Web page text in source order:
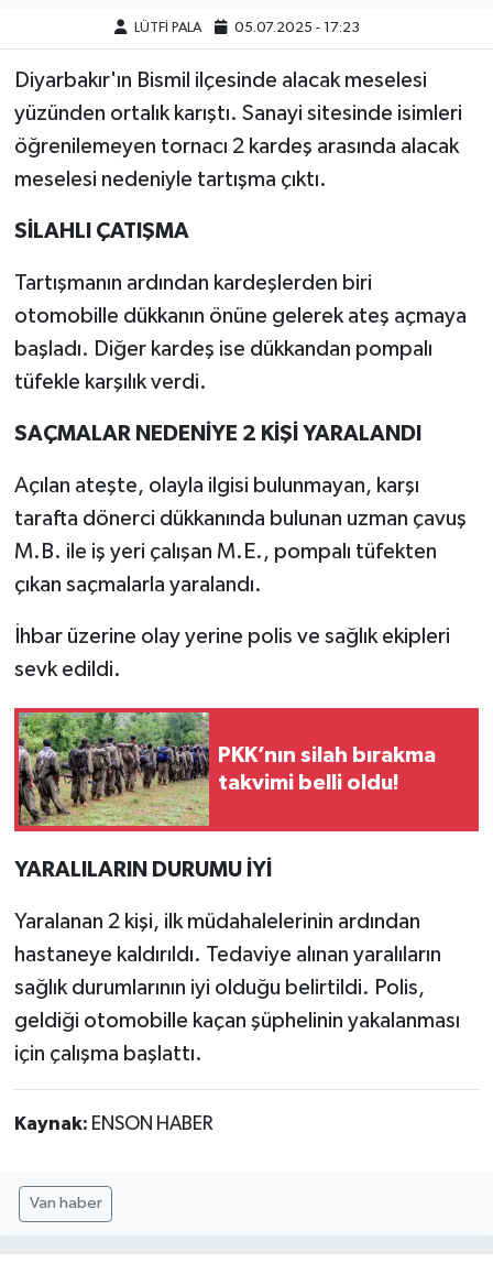
LÜTFİ PALA 05.07.2025 - 17:23
Diyarbakır'ın Bismil ilçesinde alacak meselesi
yüzünden ortalık karıştı. Sanayi sitesinde isimleri
öğrenilemeyen tornacı 2 kardeş arasında alacak
meselesi nedeniyle tartışma çıktı.
SİLAHLI ÇATIŞMA
Tartışmanın ardından kardeşlerden biri
otomobille dükkanın önüne gelerek ateş açmaya
başladı. Diğer kardeş ise dükkandan pompalı
tüfekle karşılık verdi.
SAÇMALAR NEDENİYE 2 KİŞİ YARALANDI
Açılan ateşte, olayla ilgisi bulunmayan, karşı
tarafta dönerci dükkanında bulunan uzman çavuş
M.B. ile iş yeri çalışan M.E., pompalı tüfekten
çıkan saçmalarla yaralandı.
İhbar üzerine olay yerine polis ve sağlık ekipleri
sevk edildi.
PKK’nın silah bırakma
takvimi belli oldu!
YARALILARIN DURUMU İYİ
Yaralanan 2 kişi, ilk müdahalelerinin ardından
hastaneye kaldırıldı. Tedaviye alınan yaralıların
sağlık durumlarının iyi olduğu belirtildi. Polis,
geldiği otomobille kaçan şüphelinin yakalanması
için çalışma başlattı.
Kaynak: ENSON HABER
Van haber